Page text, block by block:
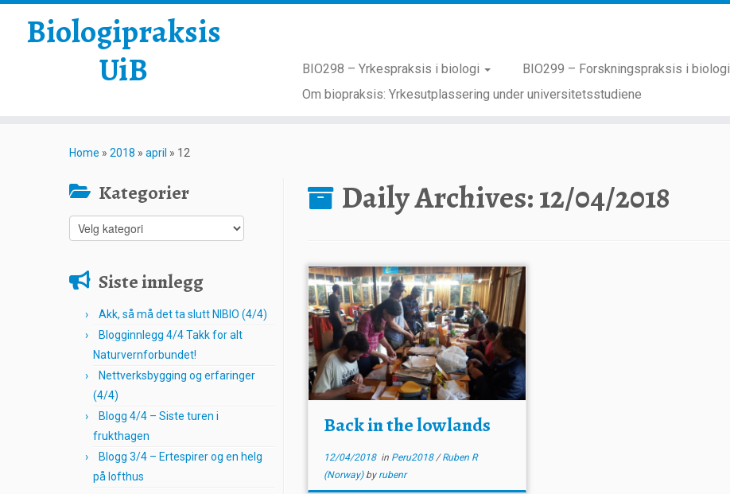
Biologipraksis
UiB
BIO298 – Yrkespraksis i biologi BIO299 – Forskningspraksis i biologi
Om biopraksis: Yrkesutplassering under universitetsstudiene
Home » 2018 » april » 12
Kategorier
Kategorier
Siste innlegg
Akk, så må det ta slutt NIBIO (4/4)
Blogginnlegg 4/4 Takk for alt
Naturvernforbundet!
Nettverksbygging og erfaringer
(4/4)
Blogg 4/4 – Siste turen i
frukthagen
Blogg 3/4 – Ertespirer og en helg
på lofthus
Daily Archives:12/04/2018
Back in the lowlands
12/04/2018in Peru2018/Ruben R
(Norway) by rubenr